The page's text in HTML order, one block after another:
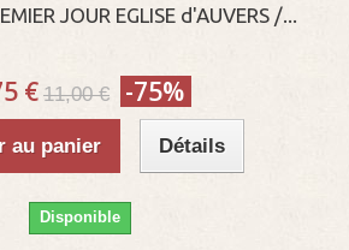
JOUR EGLISE d'AUVERS /...
€ 11,00 € -75%
au panier Détails
Disponible